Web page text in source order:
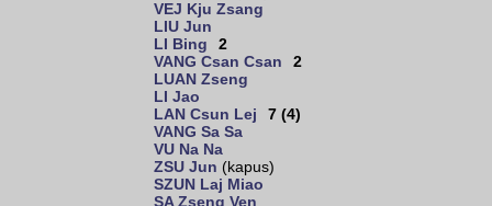
VEJ Kju Zsang
LIU Jun
LI Bing
2
VANG Csan Csan
2
LUAN Zseng
LI Jao
LAN Csun Lej
7 (4)
VANG Sa Sa
VU Na Na
ZSU Jun (kapus)
SZUN Laj Miao
SA Zseng Ven